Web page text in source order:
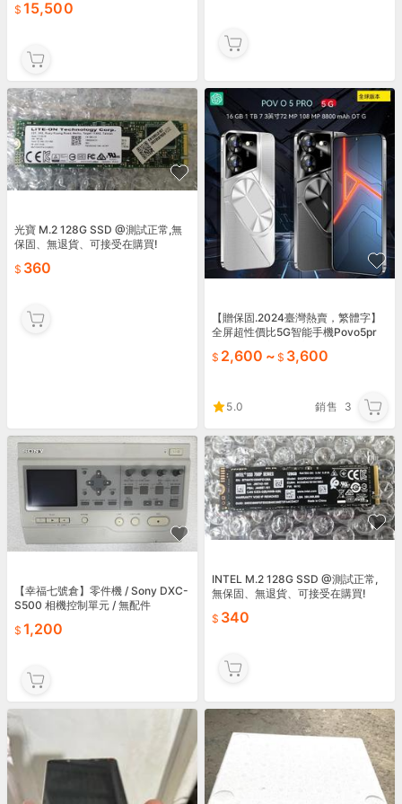
15,500
光寶 M.2 128G SSD @測試正常,無
保固、無退貨、可接受在購買!
360
【贈保固.2024臺灣熱賣，繁體字】
全屏超性價比5G智能手機Povo5pr
2,600 ~ 3,600
5.0 銷售 3
【幸福七號倉】零件機 / Sony DXC-
S500 相機控制單元 / 無配件
1,200
INTEL M.2 128G SSD @測試正常,
無保固、無退貨、可接受在購買!
340